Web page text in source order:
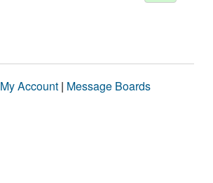
My Account | Message Boards